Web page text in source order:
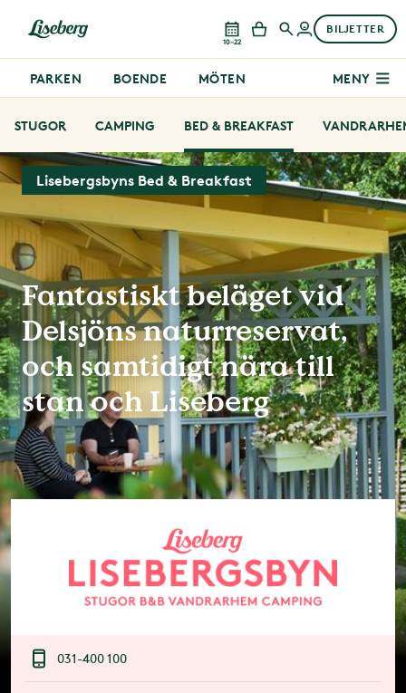
10–22
BILJETTER
PARKEN BOENDE MÖTEN MENY
STUGOR CAMPING BED & BREAKFAST
Lisebergsbyns Bed & Breakfast
Fantastiskt beläget vid
Delsjöns naturreservat,
och samtidigt nära till
stan och Liseberg
031-400 100